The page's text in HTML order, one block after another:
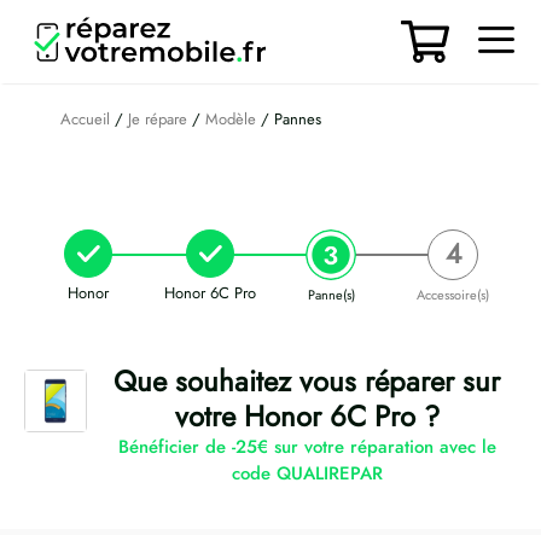
contenu
Accueil / Je répare / Modèle / Pannes
Honor Honor 6C Pro Panne(s) Accessoire(s)
Que souhaitez vous réparer sur
votre Honor 6C Pro ?
Bénéficier de -25€ sur votre réparation avec le
code QUALIREPAR